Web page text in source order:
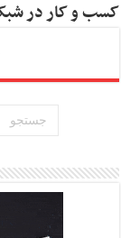
کسب و کار در